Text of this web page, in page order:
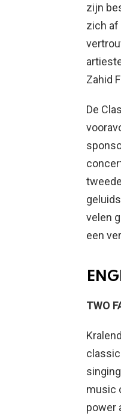
zijn
zich af
Zahid
De
velen
een
TWO
music
power